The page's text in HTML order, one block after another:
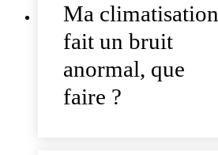
Ma climatisation
fait un bruit
anormal, que
faire ?